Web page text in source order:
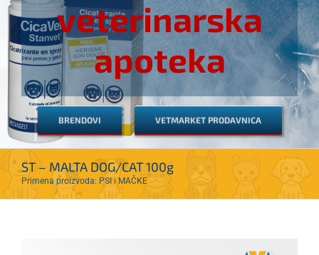
veterinarska
apoteka
BRENDOVI VETMARKET PRODAVNICA
ST – MALTA DOG/CAT 100g
Primena proizvoda: PSI i MAČKE